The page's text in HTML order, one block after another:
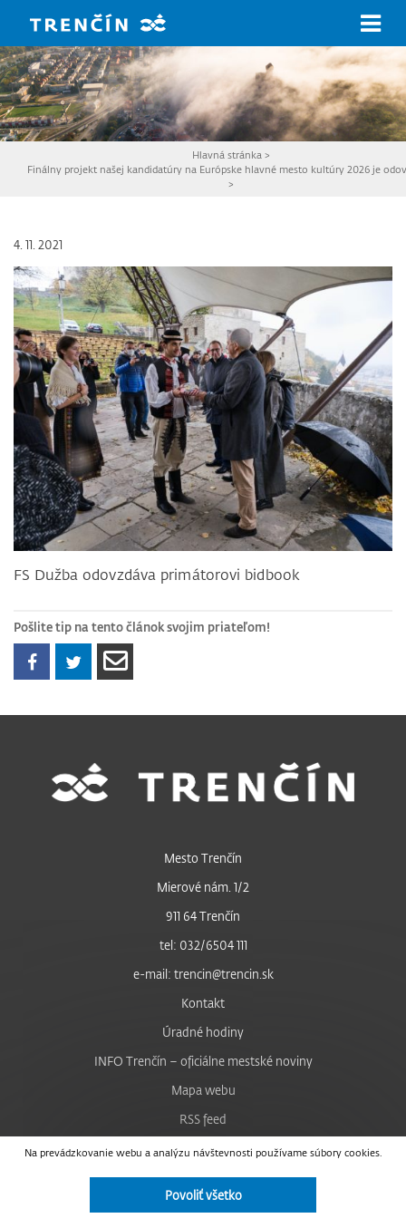
Hlavná stránka >
Finálny projekt našej kandidatúry na Európske hlavné mesto kultúry 2026 je
>
4. 11. 2021
FS Dužba odovzdáva primátorovi bidbook
Pošlite tip na tento článok svojim priateľom!
Na prevádzkovanie webu a analýzu návštevnosti používame súbory cookies.
Povoliť všetko
Mesto Trenčín
Mierové nám. 1/2
911 64 Trenčín
tel: 032/6504 111
e-mail: trencin@trencin.sk
Kontakt
Úradné hodiny
INFO Trenčín – oficiálne mestské noviny
Mapa webu
RSS feed
Nastavenie cookies
Facebook